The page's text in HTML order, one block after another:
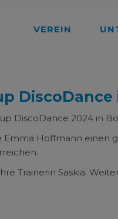
VEREIN
DiscoDance 2024 in
Emma Hoffmann einen
Trainerin Saskia.